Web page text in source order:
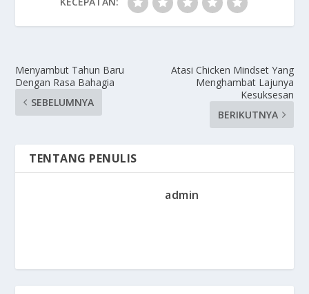
Menyambut Tahun Baru
Dengan Rasa Bahagia
SEBELUMNYA
Atasi Chicken Mindset Yang
Menghambat Lajunya
Kesuksesan
BERIKUTNYA
TENTANG PENULIS
admin